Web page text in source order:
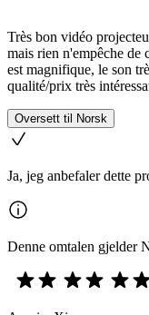
Très bon vidéo
mais rien n'empêche de
est magnifique, le son
qualité/prix très
Oversett til Norsk
Ja, jeg anbefaler dette
Denne omtalen gjelder